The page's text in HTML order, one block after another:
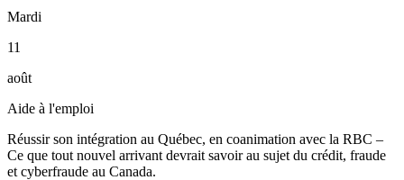
Mardi
11
août
Aide à l'emploi
Réussir son intégration au Québec, en coanimation avec la RBC –
Ce que tout nouvel arrivant devrait savoir au sujet du crédit, fraude
et cyberfraude au Canada.